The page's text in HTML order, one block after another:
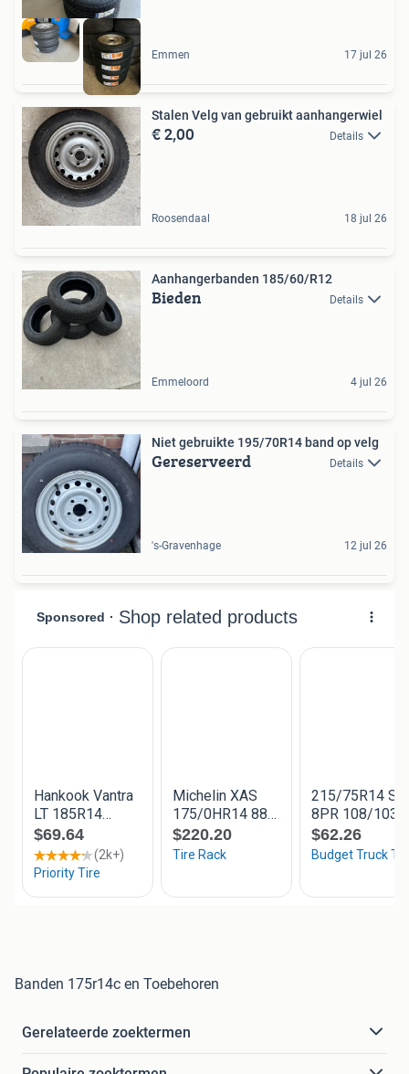
Emmen 17 jul 26
Stalen Velg van gebruikt aanhangerwiel
€ 2,00 Details
Roosendaal 18 jul 26
Aanhangerbanden 185/60/R12
Bieden Details
Emmeloord 4 jul 26
Niet gebruikte 195/70R14 band op velg
Gereserveerd Details
's-Gravenhage 12 jul 26
Banden 175r14c en Toebehoren
Gerelateerde zoektermen